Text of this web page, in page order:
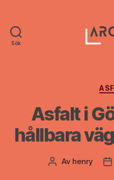
Sök
Asfalt i
hållbara
Inläggsförfattare
Av henry